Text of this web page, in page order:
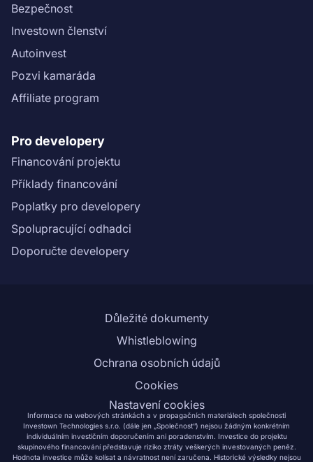
Bezpečnost
Investown členství
Autoinvest
Pozvi kamaráda
Affiliate program
Pro developery
Financování projektu
Příklady financování
Poplatky pro developery
Spolupracující odhadci
Doporučte developery
Důležité dokumenty
Whistleblowing
Ochrana osobních údajů
Cookies
Nastavení cookies
Informace na webových stránkách a v propagačních materiálech společnosti
Investown Technologies s.r.o. (dále jen „Společnost“) nejsou žádným konkrétním
individuálním investičním doporučením ani poradenstvím. Investice do projektu
skupinového financování představuje riziko ztráty veškerých investovaných peněz.
Hodnota investice může kolísat a návratnost není zaručena. Historické výsledky nejsou